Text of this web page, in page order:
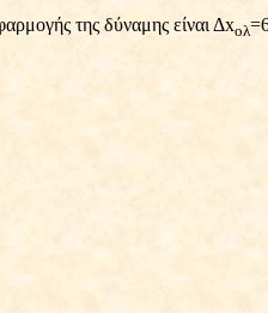
της δύναμης είναι Δxολ